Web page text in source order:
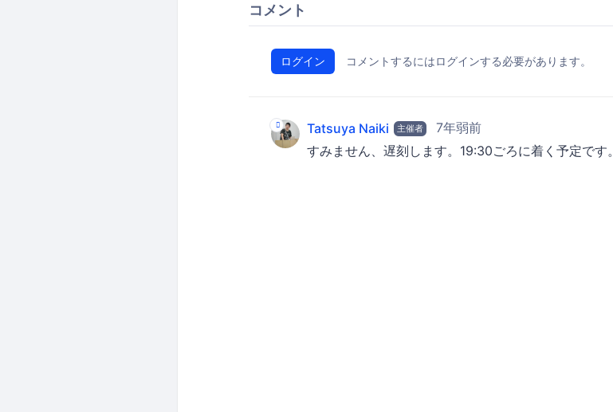
コメント
ログイン コメントするにはログインする必要があります。
Tatsuya Naiki 主催者
7年弱前
すみません、遅刻します。19:30ごろに着く予定です。